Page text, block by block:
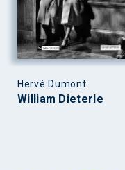
Hervé Dumont
William Dieterle